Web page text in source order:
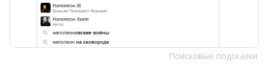
Поисковые подсказки